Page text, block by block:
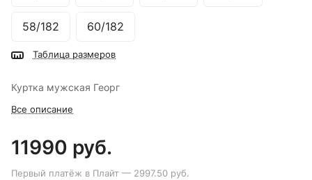
58/182 60/182
Таблица размеров
Куртка мужская Георг
Все описание
11990 руб.
Первый платёж в Плайт — 2997.50 руб.